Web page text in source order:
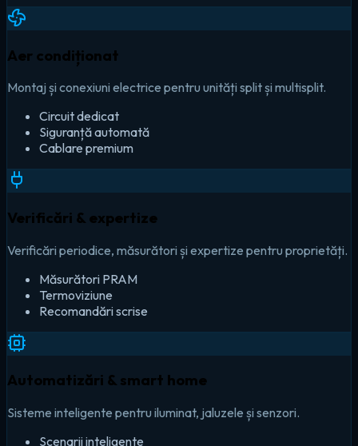
Aer condiționat
Montaj și conexiuni electrice pentru unități split și multisplit.
Circuit dedicat
Siguranță automată
Cablare premium
Verificări & expertize
Verificări periodice, măsurători și expertize pentru proprietăți.
Măsurători PRAM
Termoviziune
Recomandări scrise
Automatizări & smart home
Sisteme inteligente pentru iluminat, jaluzele și senzori.
Scenarii inteligente